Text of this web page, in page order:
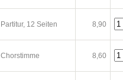
Partitur, 12 Seiten 8,90
Chorstimme 8,60